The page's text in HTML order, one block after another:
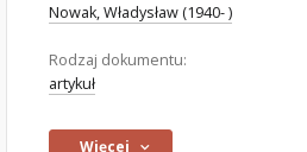
Nowak, Władysław (1940- )
Rodzaj dokumentu:
artykuł
Więcej